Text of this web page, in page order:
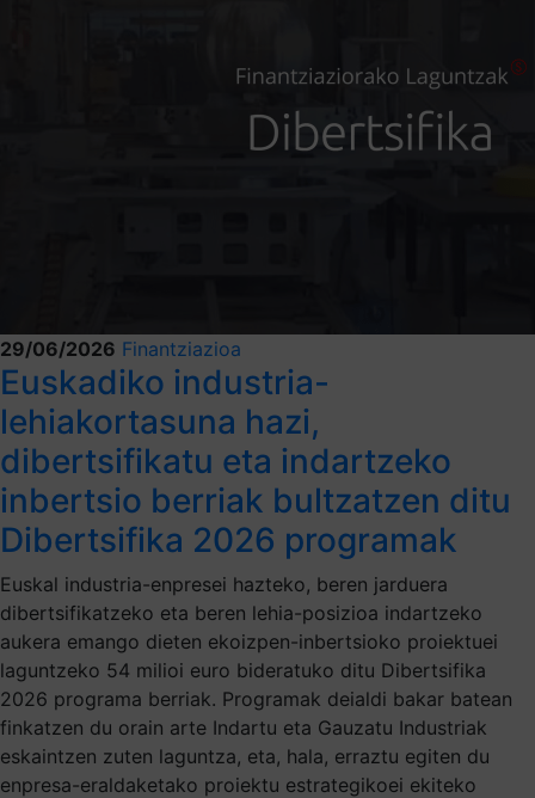
29/06/2026 Finantziazioa
Euskadiko industria-
lehiakortasuna hazi,
dibertsifikatu eta indartzeko
inbertsio berriak bultzatzen ditu
Dibertsifika 2026 programak
Euskal industria-enpresei hazteko, beren jarduera
dibertsifikatzeko eta beren lehia-posizioa indartzeko
aukera emango dieten ekoizpen-inbertsioko proiektuei
laguntzeko 54 milioi euro bideratuko ditu Dibertsifika
2026 programa berriak. Programak deialdi bakar batean
finkatzen du orain arte Indartu eta Gauzatu Industriak
eskaintzen zuten laguntza, eta, hala, erraztu egiten du
enpresa-eraldaketako proiektu estrategikoei ekiteko